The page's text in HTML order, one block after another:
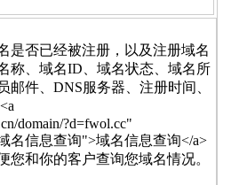
是否已经被注册，以及注册域名
称、域名ID、域名状态、域名所
邮件、DNS服务器、注册时间、
domain/?d=fwol.cc"
名信息查询">域名信息查询</a>
您和你的客户查询您域名情况。